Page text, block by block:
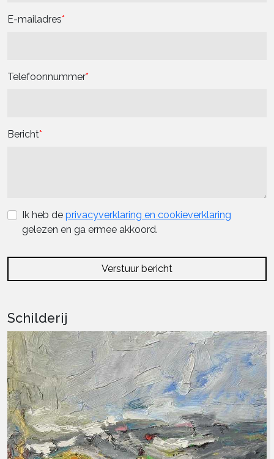
E-mailadres
Telefoonnummer
Bericht
Ik heb de privacyverklaring en cookieverklaring
gelezen en ga ermee akkoord.
Verstuur bericht
Schilderij